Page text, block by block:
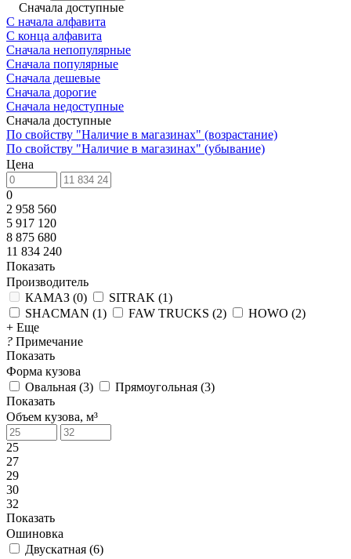
Сначала доступные
С начала алфавита
С конца алфавита
Сначала непопулярные
Сначала популярные
Сначала дешевые
Сначала дорогие
Сначала недоступные
Сначала доступные
По свойству "Наличие в магазинах" (возрастание)
По свойству "Наличие в магазинах" (убывание)
Цена
0
2 958 560
5 917 120
8 875 680
11 834 240
Показать
Производитель
КАМАЗ (0) SITRAK (1)
SHACMAN (1) FAW TRUCKS (2) HOWO (2)
+ Еще
? Примечание
Показать
Форма кузова
Овальная (3) Прямоугольная (3)
Показать
Объем кузова, м³
25
27
29
30
32
Показать
Ошиновка
Двускатная (6)